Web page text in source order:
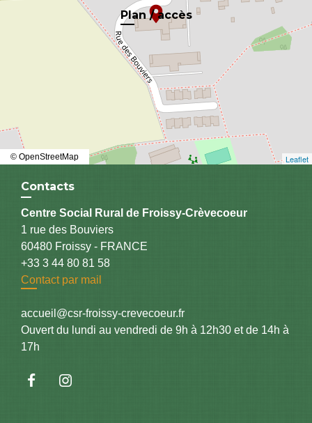
Plan / accès
location_on
Leaflet
© OpenStreetMap
Contacts
Centre Social Rural de Froissy-Crèvecoeur
1 rue des Bouviers
60480 Froissy - FRANCE
+33 3 44 80 81 58
Contact par mail
accueil@csr-froissy-crevecoeur.fr
Ouvert du lundi au vendredi de 9h à 12h30 et de 14h à
17h